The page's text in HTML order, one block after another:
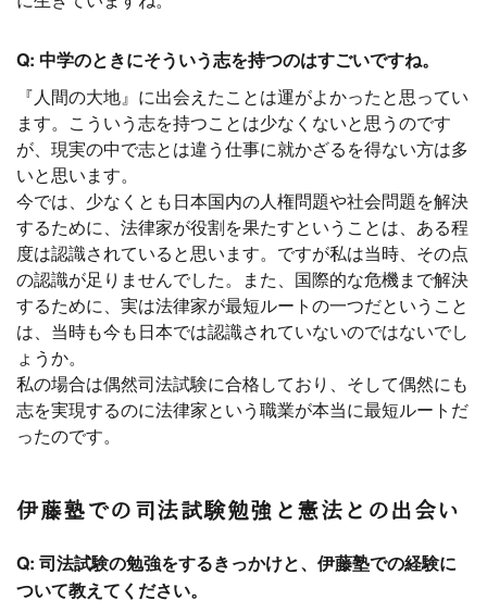
Q: 中学のときにそういう志を持つのはすごいですね。
『人間の大地』に出会えたことは運がよかったと思ってい
ます。こういう志を持つことは少なくないと思うのです
が、現実の中で志とは違う仕事に就かざるを得ない方は多
いと思います。
今では、少なくとも日本国内の人権問題や社会問題を解決
するために、法律家が役割を果たすということは、ある程
度は認識されていると思います。ですが私は当時、その点
の認識が足りませんでした。また、国際的な危機まで解決
するために、実は法律家が最短ルートの一つだということ
は、当時も今も日本では認識されていないのではないでし
ょうか。
私の場合は偶然司法試験に合格しており、そして偶然にも
志を実現するのに法律家という職業が本当に最短ルートだ
ったのです。
伊藤塾での司法試験勉強と憲法との出会い
Q: 司法試験の勉強をするきっかけと、伊藤塾での経験に
ついて教えてください。